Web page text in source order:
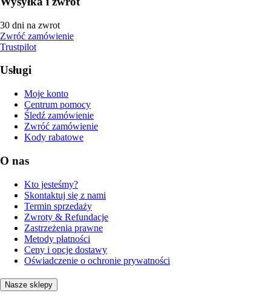
30 dni na zwrot
Zwróć zamówienie
Trustpilot
Usługi
Moje konto
Centrum pomocy
Śledź zamówienie
Zwróć zamówienie
Kody rabatowe
O nas
Kto jesteśmy?
Skontaktuj się z nami
Termin sprzedaży
Zwroty & Refundacje
Zastrzeżenia prawne
Metody płatności
Ceny i opcje dostawy
Oświadczenie o ochronie prywatności
Nasze sklepy